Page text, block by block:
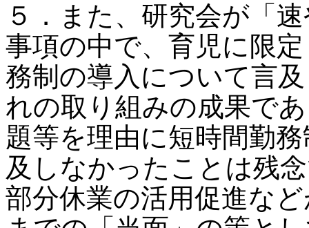
５．また、研究会が「
事項の中で、育児に限
務制の導入について言
れの取り組みの成果で
題等を理由に短時間勤
及しなかったことは残
部分休業の活用促進な